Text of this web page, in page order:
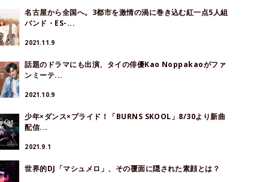
名古屋から全国へ。3都市を激情の渦に巻き込む紅一点5人組
バンド・ES-...
2021.11.9
話題のドラマにも出演、タイの俳優Kao Noppakaoがファ
ンミーテ...
2021.10.9
少年×ダンス×プライド！「BURNS SKOOL」8/30より新曲
配信...
2021.9.1
世界的DJ「マシュメロ」、その覆面に隠された素顔とは？